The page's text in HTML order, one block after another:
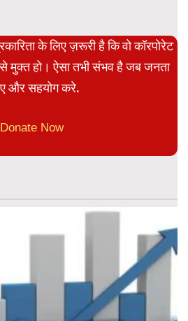
के लिए ज़रूरी है कि वो कॉरपोरेट
मुक्त हो। ऐसा तभी संभव है जब जनता
और सहयोग करे.
Donate Now